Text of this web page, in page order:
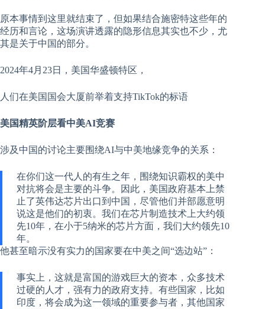
原本事情到这里就结束了，但如果结合施密特这些年的
经历和言论，这场演讲透露的隐形信息其实也不少，尤
其是关于中国的部分。
2024年4月23日，美国华盛顿特区，
人们在美国国会大厦前举着支持TikTok的标语
美国精英阶层看中美AI竞赛
涉及中国的讨论主要围绕AI与中美地缘竞争的关系：
在你们这一代人的有生之年，围绕知识霸权的美中
对抗将会是主要的斗争。因此，美国政府基本上禁
止了英伟达芯片出口到中国，尽管他们并部愿意明
说这是他们的初衷。我们在芯片制造技术上大约领
先10年，在小于5纳米的芯片方面，我们大约领先10
年。
他甚至暗示没有实力的国家要在中美之间“选边站”：
事实上，这就是富国的游戏巨大的资本，众多技术
过硬的人才，强有力的政府支持。有些国家，比如
印度，将会成为这一领域的重要参与者，其他国家